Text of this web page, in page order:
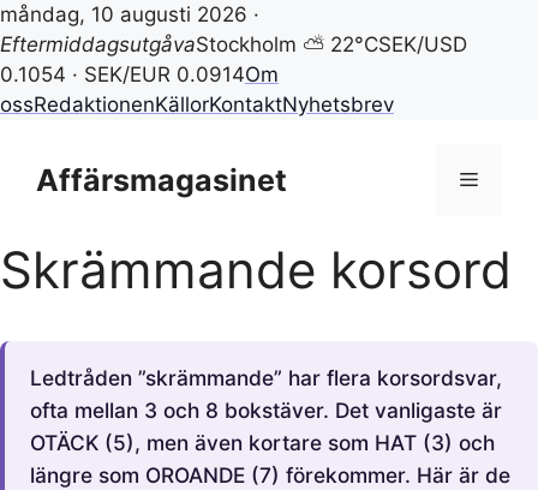
måndag, 10 augusti 2026 ·
EftermiddagsutgåvaStockholm ⛅ 22°CSEK/USD
0.1054 · SEK/EUR 0.0914Om
ossRedaktionenKällorKontaktNyhetsbrev
innehållAffärsmagasinet Meny
Skrämmande korsord
Ledtråden ”skrämmande” har flera korsordsvar,
ofta mellan 3 och 8 bokstäver. Det vanligaste är
OTÄCK (5), men även kortare som HAT (3) och
längre som OROANDE (7) förekommer. Här är de